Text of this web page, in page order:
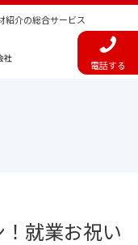
紹介の総合サービス
電話する
就業お祝い